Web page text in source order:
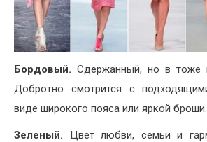
Бордовый. Сдержанный, но в тоже
Добротно смотрится с
виде широкого пояса или яркой броши.
Зеленый. Цвет любви, семьи и